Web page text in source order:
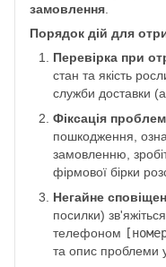
замовлення
Порядок дій для
Перевірка при
стан та якість
служби доставки
Фіксація
пошкодження,
замовленню,
фірмової бірки
Негайне
посилки)
телефоном
та опис проблеми